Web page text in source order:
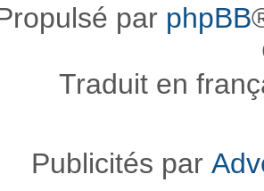
par phpBB
Traduit en
Publicités par